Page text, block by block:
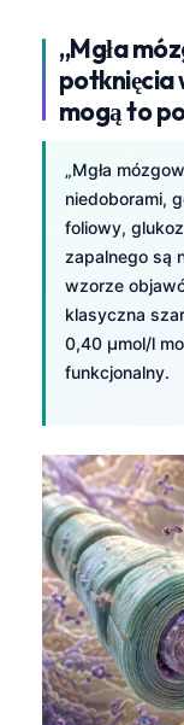
„Mgła
potknięcia
mogą to
„Mgła
niedoborami,
foliowy,
zapalnego są
wzorze
klasyczna
0,40 µmol/l
funkcjonalny.
Galego
Latviešu
Euskara
Gàidhlig
Occitan
المغربية
Монгол
ພາສາລາວ
Cebuano
ئۇيغۇرچە
Кыргызча
Esperanto